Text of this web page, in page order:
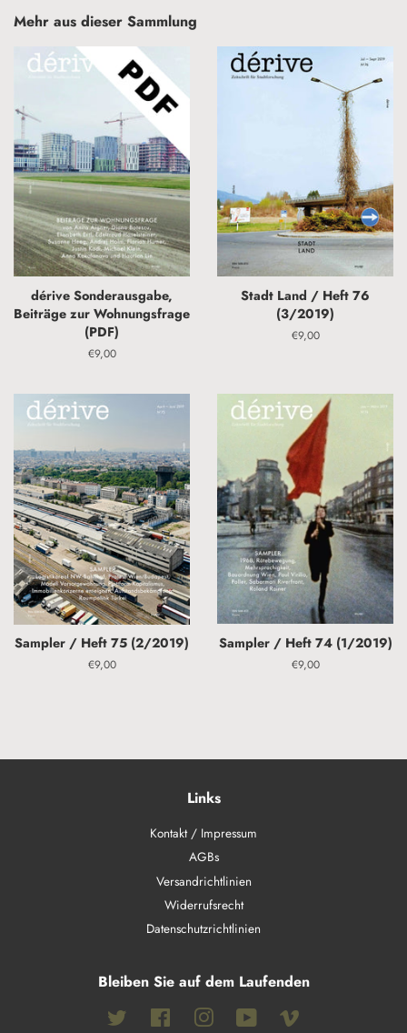
Mehr aus dieser Sammlung
dérive Sonderausgabe,
Beiträge zur Wohnungsfrage
(PDF)
Normaler
€9,00
Stadt Land / Heft 76
(3/2019)
Normaler
€9,00
Sampler / Heft 75 (2/2019)
Normaler
€9,00
Sampler / Heft 74 (1/2019)
Normaler
€9,00
Links
Kontakt / Impressum
AGBs
Versandrichtlinien
Widerrufsrecht
Datenschutzrichtlinien
Bleiben Sie auf dem Laufenden
Twitter Facebook Instagram YouTube